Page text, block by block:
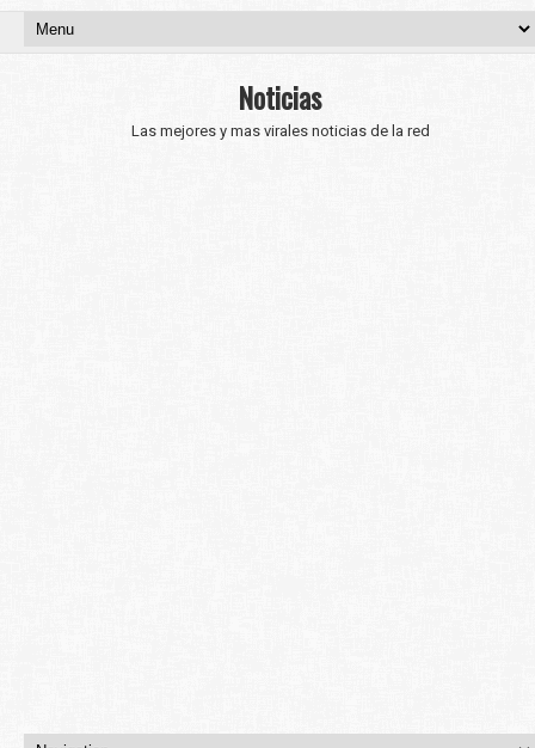
Noticias
Las mejores y mas virales noticias de la red